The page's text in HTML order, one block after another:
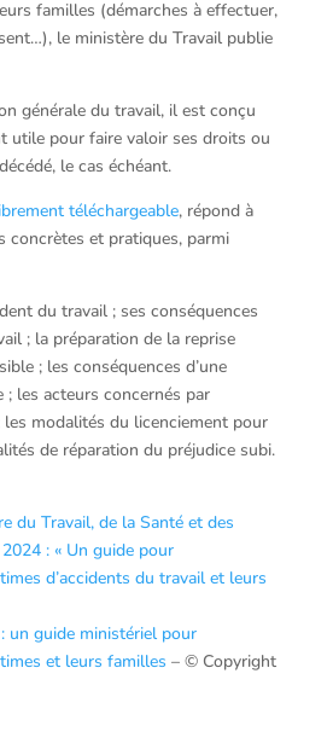
familles (démarches à effectuer,
le ministère du Travail publie
générale du travail, il est conçu
utile pour faire valoir ses droits ou
le cas échéant.
téléchargeable, répond à
concrètes et pratiques, parmi
du travail ; ses conséquences
; la préparation de la reprise
; les conséquences d’une
les acteurs concernés par
les modalités du licenciement pour
de réparation du préjudice subi.
du Travail, de la Santé et des
: « Un guide pour
d’accidents du travail et leurs
un guide ministériel pour
et leurs familles – © Copyright